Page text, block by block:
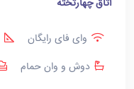
اتاق چهارتخته
وای فای رایگان
دوش و وان حمام